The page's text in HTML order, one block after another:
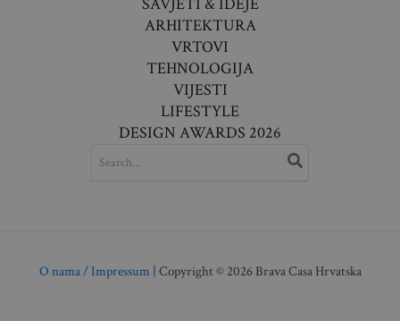
ARHITEKTURA
VRTOVI
TEHNOLOGIJA
VIJESTI
LIFESTYLE
DESIGN AWARDS 2026
FOR:
O nama / Impressum | Copyright © 2026 Brava Casa Hrvatska